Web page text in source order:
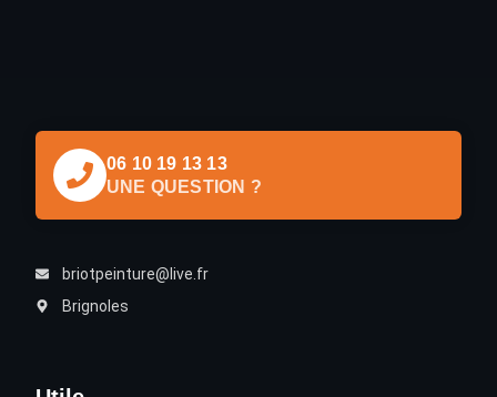
06 10 19 13 13
UNE QUESTION ?
briotpeinture@live.fr
Brignoles